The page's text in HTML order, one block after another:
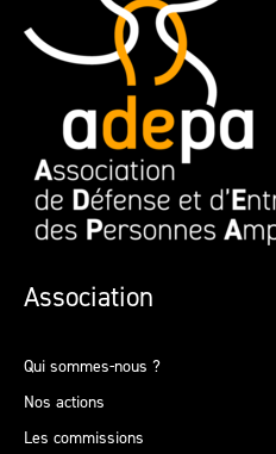
Association
Qui sommes-nous ?
Nos actions
Les commissions